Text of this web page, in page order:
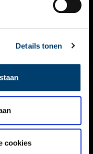
Details tonen
cookies